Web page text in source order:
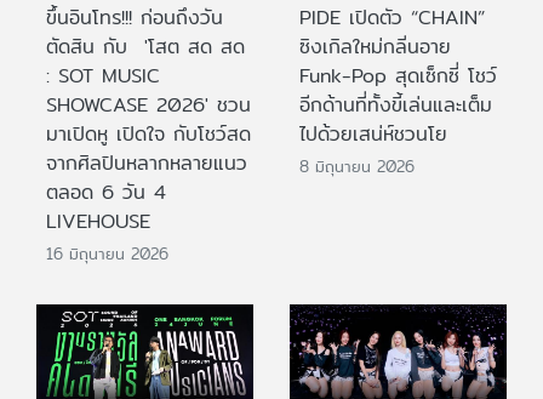
ขึ้นอินโทร!!! ก่อนถึงวัน
ตัดสิน กับ 'โสต สด สด
: SOT MUSIC
SHOWCASE 2026' ชวน
มาเปิดหู เปิดใจ กับโชว์สด
จากศิลปินหลากหลายแนว
ตลอด 6 วัน 4
LIVEHOUSE
16 มิถุนายน 2026
PIDE เปิดตัว “CHAIN”
ซิงเกิลใหม่กลิ่นอาย
Funk-Pop สุดเซ็กซี่ โชว์
อีกด้านที่ทั้งขี้เล่นและเต็ม
ไปด้วยเสน่ห์ชวนโย
8 มิถุนายน 2026